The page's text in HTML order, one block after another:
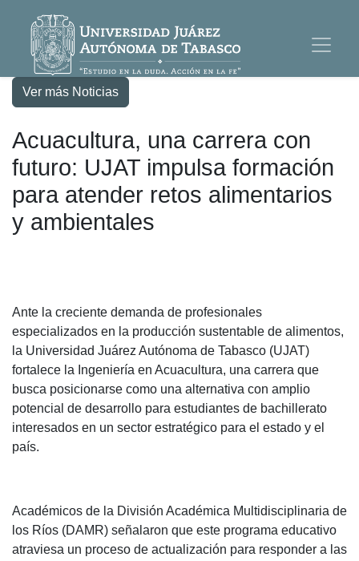
Ver más Noticias
Acuacultura, una carrera con
futuro: UJAT impulsa formación
para atender retos alimentarios
y ambientales
Ante la creciente demanda de profesionales
especializados en la producción sustentable de alimentos,
la Universidad Juárez Autónoma de Tabasco (UJAT)
fortalece la Ingeniería en Acuacultura, una carrera que
busca posicionarse como una alternativa con amplio
potencial de desarrollo para estudiantes de bachillerato
interesados en un sector estratégico para el estado y el
país.
Académicos de la División Académica Multidisciplinaria de
los Ríos (DAMR) señalaron que este programa educativo
atraviesa un proceso de actualización para responder a las